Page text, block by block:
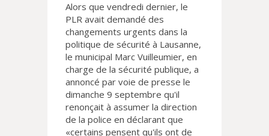
Alors que vendredi dernier, le
PLR avait demandé des
changements urgents dans la
politique de sécurité à Lausanne,
le municipal Marc Vuilleumier, en
charge de la sécurité publique, a
annoncé par voie de presse le
dimanche 9 septembre qu'il
renonçait à assumer la direction
de la police en déclarant que
«certains pensent qu'ils ont de